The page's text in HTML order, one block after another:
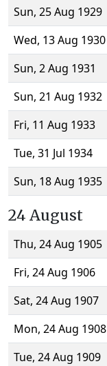
Sun, 25 Aug 1929
Wed, 13 Aug 1930
Sun, 2 Aug 1931
Sun, 21 Aug 1932
Fri, 11 Aug 1933
Tue, 31 Jul 1934
Sun, 18 Aug 1935
24 August
Thu, 24 Aug 1905
Fri, 24 Aug 1906
Sat, 24 Aug 1907
Mon, 24 Aug 1908
Tue, 24 Aug 1909